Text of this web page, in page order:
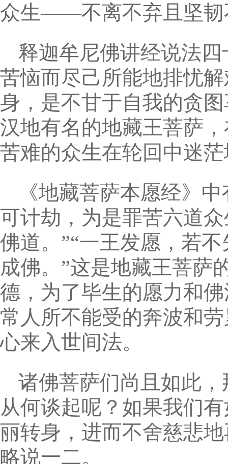
众生——不离不弃且坚韧
释迦牟尼佛讲经说法
苦恼而尽己所能地排忧
身，是不甘于自我的贪
汉地有名的地藏王菩萨
苦难的众生在轮回中迷
《地藏菩萨本愿经》
可计劫，为是罪苦六道
佛道。”“一王发愿，若
成佛。”这是地藏王菩萨
德，为了毕生的愿力和
常人所不能受的奔波和
心来入世间法。
诸佛菩萨们尚且如此
从何谈起呢？如果我们
丽转身，进而不舍慈悲
略说一二。